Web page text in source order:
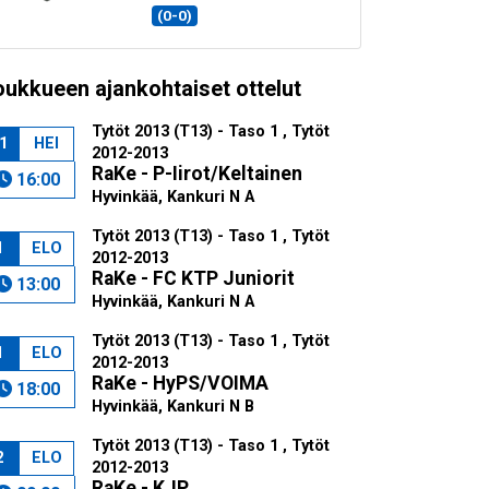
(0-0)
ajankohtaiset ottelut
HEI
16:00
Tytöt 2013 (T13) - Taso 1 , Tytöt
2012-2013
RaKe - P-Iirot/Keltainen
Hyvinkää, Kankuri N A
ELO
13:00
Tytöt 2013 (T13) - Taso 1 , Tytöt
2012-2013
RaKe - FC KTP Juniorit
Hyvinkää, Kankuri N A
ELO
18:00
Tytöt 2013 (T13) - Taso 1 , Tytöt
2012-2013
RaKe - HyPS/VOIMA
Hyvinkää, Kankuri N B
ELO
Tytöt 2013 (T13) - Taso 1 , Tytöt
2012-2013